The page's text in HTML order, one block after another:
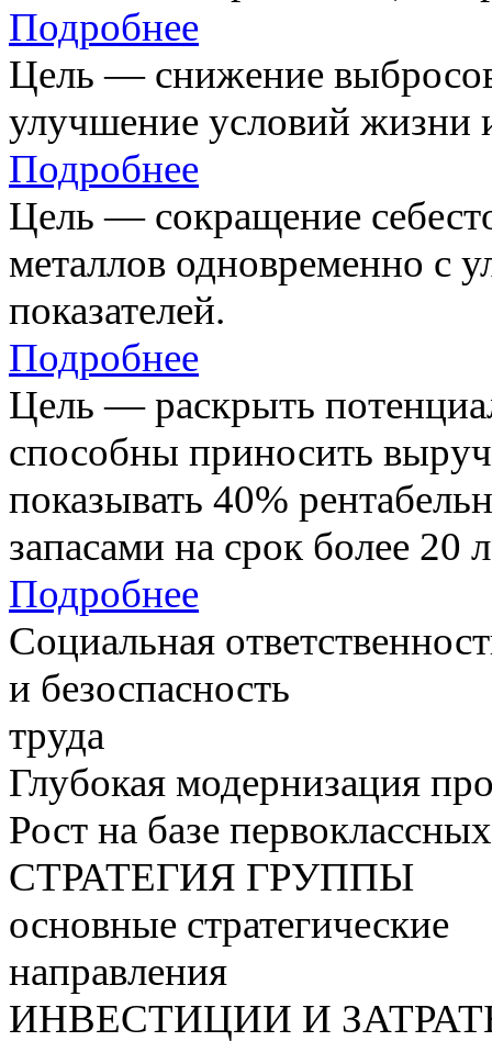
Подробнее
Цель — снижение
улучшение условий жизни
Подробнее
Цель — сокращение
металлов одновременно с
показателей.
Подробнее
Цель — раскрыть
способны приносить
показывать 40%
запасами на срок более 20
Подробнее
Социальная
и безоспасность
труда
Глубокая модернизация
Рост на базе
СТРАТЕГИЯ ГРУППЫ
основные стратегические
направления
ИНВЕСТИЦИИ И